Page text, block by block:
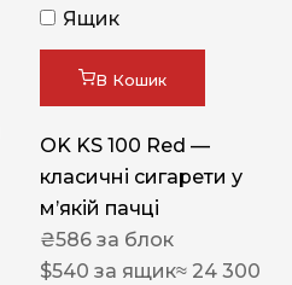
Ящик
В Кошик
OK KS 100 Red —
класичні сигарети у
м’якій пачці
₴586 за блок
$540 за ящик≈ 24 300